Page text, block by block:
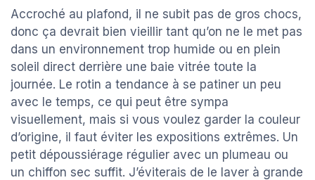
Accroché au plafond, il ne subit pas de gros chocs,
donc ça devrait bien vieillir tant qu’on ne le met pas
dans un environnement trop humide ou en plein
soleil direct derrière une baie vitrée toute la
journée. Le rotin a tendance à se patiner un peu
avec le temps, ce qui peut être sympa
visuellement, mais si vous voulez garder la couleur
d’origine, il faut éviter les expositions extrêmes. Un
petit dépoussiérage régulier avec un plumeau ou
un chiffon sec suffit. J’éviterais de le laver à grande